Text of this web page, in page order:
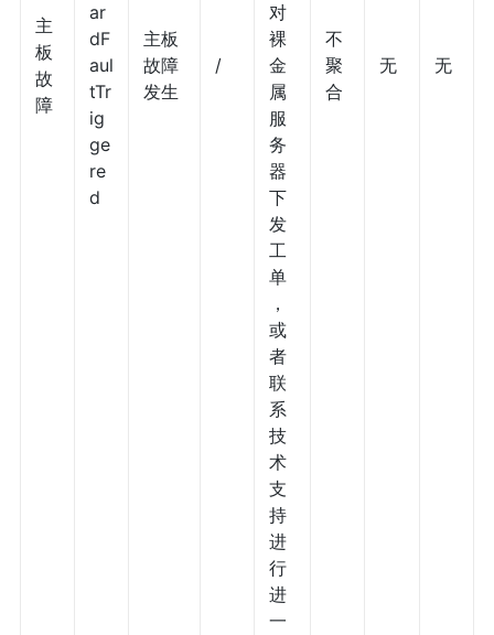
主
板
故
障
ar
dF
aul
tTr
ig
ge
re
d
主板
故障
发生
/
对
裸
金
属
服
务
器
下
发
工
单
，
或
者
联
系
技
术
支
持
进
行
进
一
不
聚
合
无 无